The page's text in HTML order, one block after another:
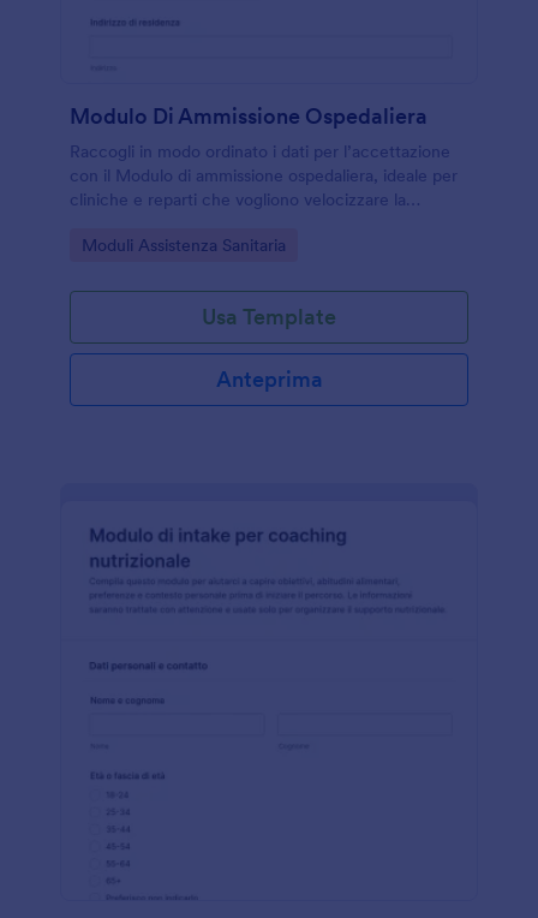
Modulo Di Ammissione Ospedaliera
Raccogli in modo ordinato i dati per l’accettazione
con il Modulo di ammissione ospedaliera, ideale per
cliniche e reparti che vogliono velocizzare la
Jotform.
Go to Category:
Moduli Assistenza Sanitaria
Usa Template
Anteprima